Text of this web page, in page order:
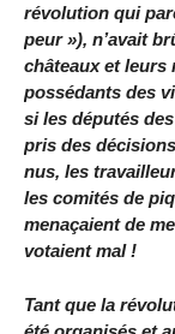
révolution qui
peur »), n’avait
châteaux et leurs
possédants des
si les députés
pris des
nus, les
les comités de
menaçaient de
votaient mal !
Tant que la